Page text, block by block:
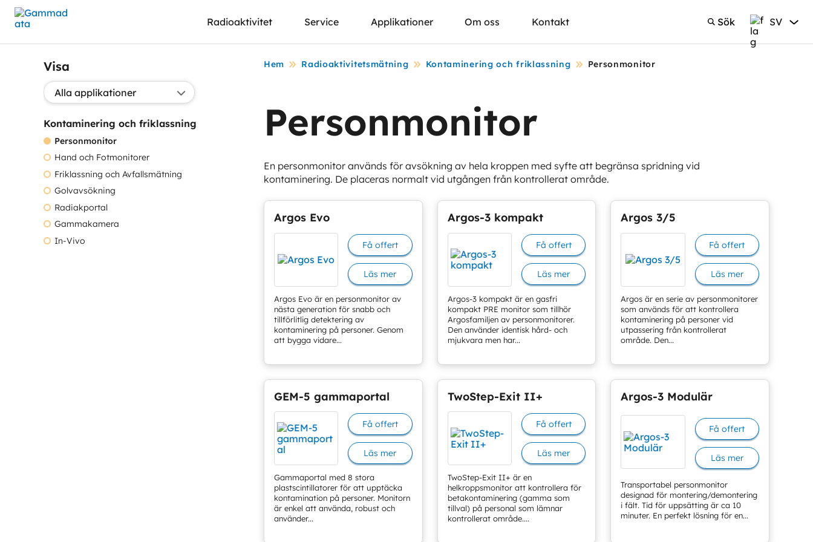
Hoppa
till
Radioaktivitet Service Applikationer Om oss Kontakt Sök
Sök Svenska
SV
Visa
Välj applikation:
Kontaminering och friklassning
Personmonitor
Hand och Fotmonitorer
Friklassning och Avfallsmätning
Golvavsökning
Radiakportal
Gammakamera
In-Vivo
Hem Radioaktivitetsmätning Kontaminering och friklassning Personmonitor
Personmonitor
En personmonitor används för avsökning av hela kroppen med syfte att begränsa spridning vid
kontaminering. De placeras normalt vid utgången från kontrollerat område.
Argos Evo
Argos Evo är en personmonitor av
nästa generation för snabb och
tillförlitlig detektering av
kontaminering på personer. Genom
att bygga vidare...
Få offert
Läs mer
Argos-3 kompakt
Argos-3 kompakt är en gasfri
kompakt PRE monitor som tillhör
Argosfamiljen av personmonitorer.
Den använder identisk hård- och
mjukvara men har...
Få offert
Läs mer
Argos 3/5
Argos är en serie av personmonitorer
som används för att kontrollera
kontaminering på personer vid
utpassering från kontrollerat
område. Den...
Få offert
Läs mer
GEM-5 gammaportal
Gammaportal med 8 stora
plastscintillatorer för att upptäcka
kontamination på personer. Monitorn
är enkel att använda, robust och
använder...
Få offert
Läs mer
TwoStep-Exit II+
TwoStep-Exit II+ är en
helkroppsmonitor att kontrollera för
betakontaminering (gamma som
tillval) på personal som lämnar
kontrollerat område....
Få offert
Läs mer
Argos-3 Modulär
Transportabel personmonitor
designad för montering/demontering
i fält. Tid för uppsätting är ca 10
minuter. En perfekt lösning för en...
Få offert
Läs mer